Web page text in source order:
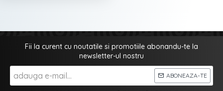
Fii la curent cu noutatile si promotiile abonandu-te la
newsletter-ul nostru
ABONEAZA-TE